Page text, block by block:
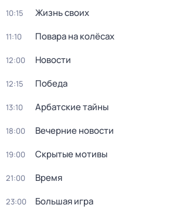
10:15 Жизнь своих
11:10 Повара на колёсах
12:00 Новости
12:15 Победа
13:10 Арбатские тайны
18:00 Вечерние новости
19:00 Скрытые мотивы
21:00 Время
23:00 Большая игра